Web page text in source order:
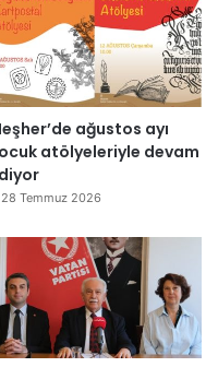
ağustos ayı
atölyeleriyle devam
28 Temmuz 2026